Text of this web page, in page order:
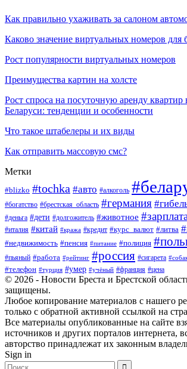
Как правильно ухаживать за салоном
Каково значение виртуальных номеров для
Рост популярности виртуальных номеров
Преимущества картин на холсте
Рост спроса на посуточную аренду квартир
Беларуси: тенденции и особенности
Что такое штабелеры и их виды
Как отправить массовую смс?
Метки
#blizko #tochka #авто #алкоголь
#богатство #брестская_область #германия
#деньга #дети #долгожитель #животное
#италия #китай #кража #кредит #курс_валют #литва
#недвижимость #пенсия #питание #полиция
#пьяный #работа #рейтинг #россия #сигарета
#телефон #турция #умер #учёный #франция #цена
© 2026 - Новости Бреста и Брестской
защищены.
Любое копирование материалов с нашего
только с обратной активной ссылкой на
Все материалы опубликованные на сайте
источников и других порталов интернета,
авторство принадлежат их законным
Sign in